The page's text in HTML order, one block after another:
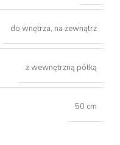
do wnętrza, na zewnątrz
z wewnętrzną półką
50 cm